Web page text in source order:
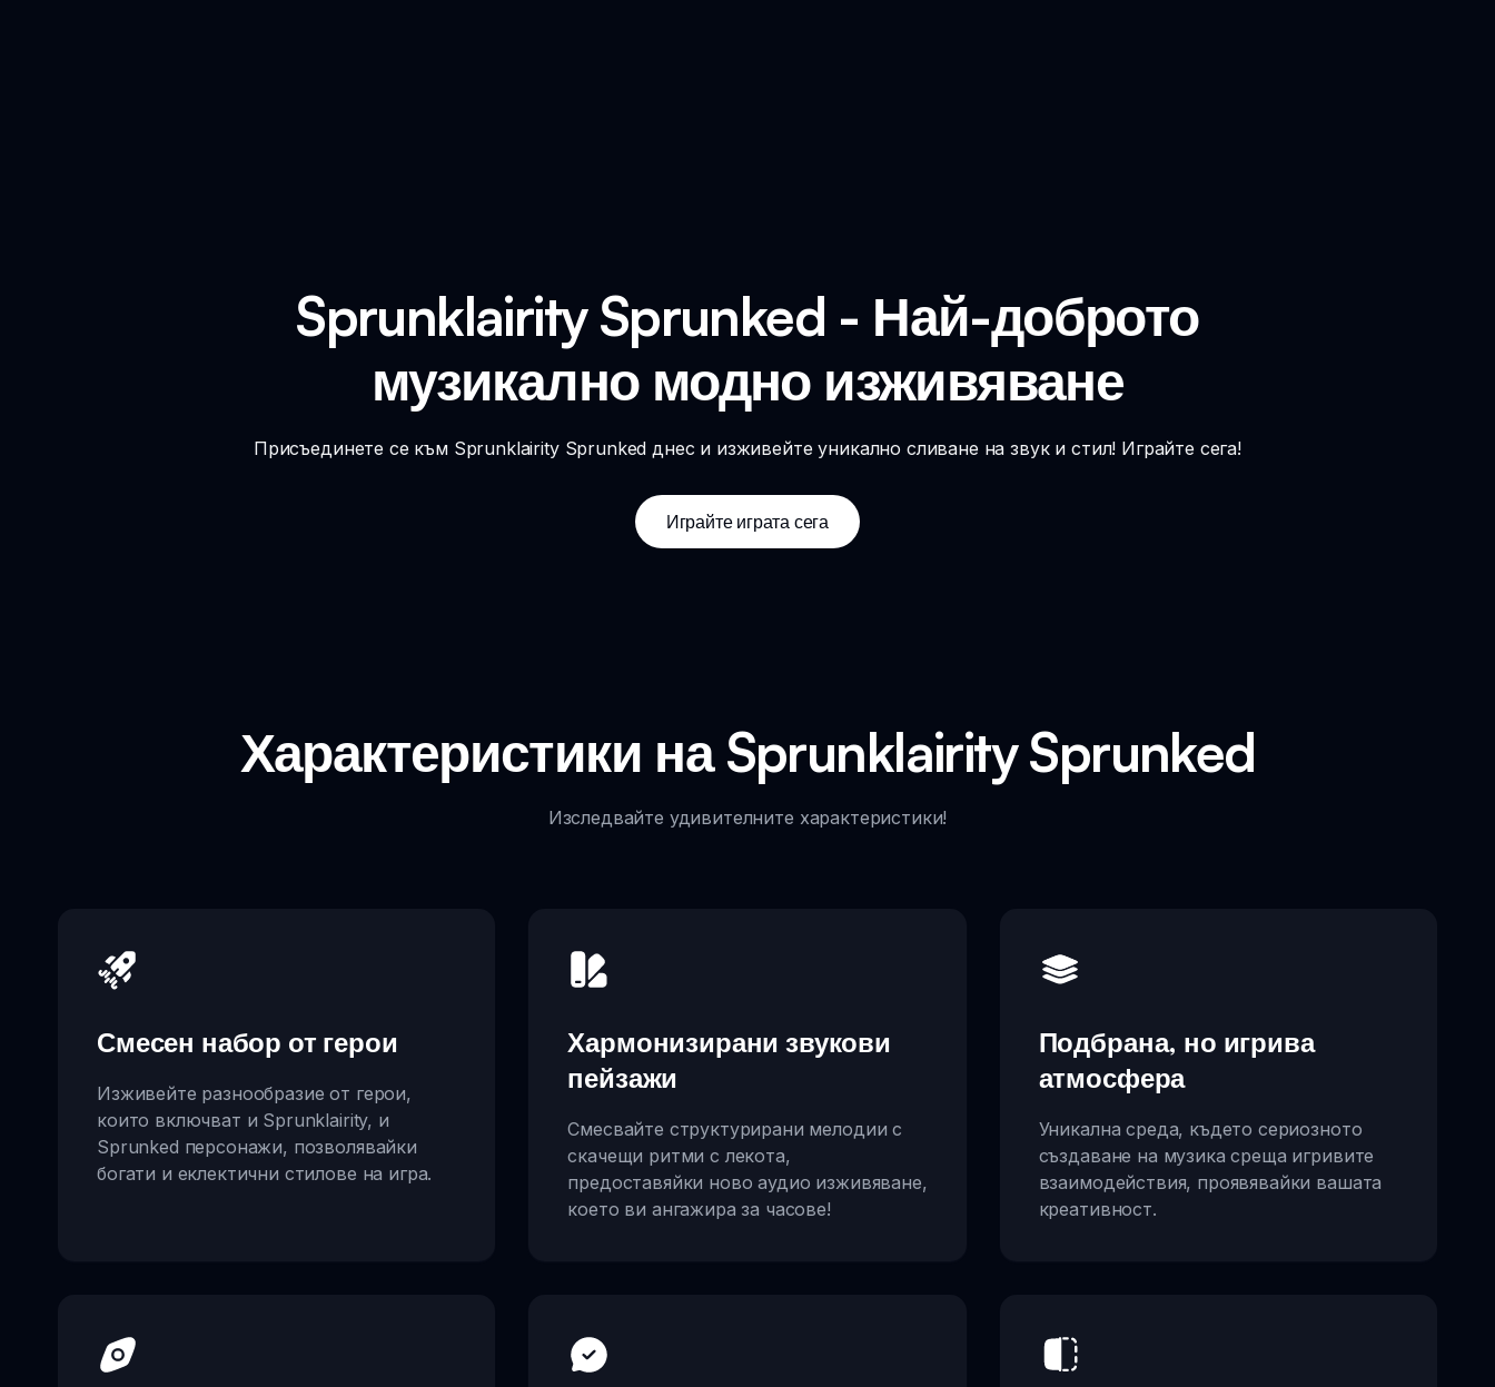
Sprunklairity Sprunked - Най-доброто
музикално модно изживяване
Присъединете се към Sprunklairity Sprunked днес и изживейте уникално сливане на звук и стил! Играйте сега!
Играйте играта сега
Характеристики на Sprunklairity Sprunked
Изследвайте удивителните характеристики!
Смесен набор от герои
Изживейте разнообразие от герои,
които включват и Sprunklairity, и
Sprunked персонажи, позволявайки
богати и еклектични стилове на игра.
Хармонизирани звукови
пейзажи
Смесвайте структурирани мелодии с
скачещи ритми с лекота,
предоставяйки ново аудио изживяване,
което ви ангажира за часове!
Подбрана, но игрива
атмосфера
Уникална среда, където сериозното
създаване на музика среща игривите
взаимодействия, проявявайки вашата
креативност.